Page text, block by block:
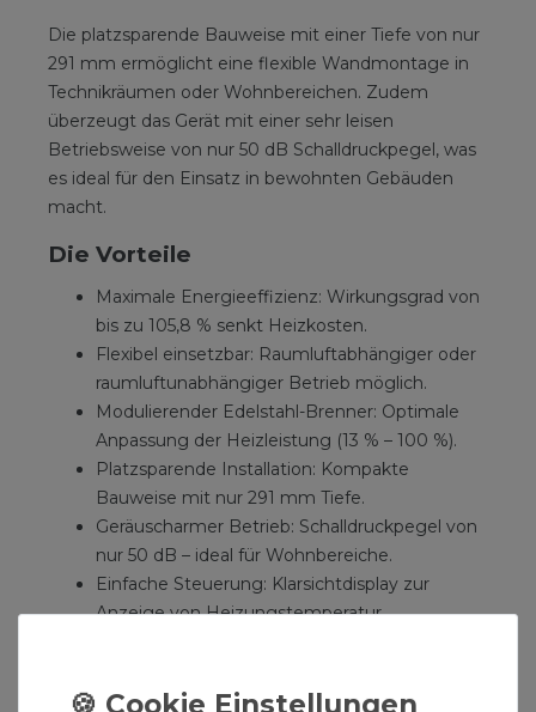
Die platzsparende Bauweise mit einer Tiefe von nur
291 mm ermöglicht eine flexible Wandmontage in
Technikräumen oder Wohnbereichen. Zudem
überzeugt das Gerät mit einer sehr leisen
Betriebsweise von nur 50 dB Schalldruckpegel, was
es ideal für den Einsatz in bewohnten Gebäuden
macht.
Die Vorteile
Maximale Energieeffizienz: Wirkungsgrad von
bis zu 105,8 % senkt Heizkosten.
Flexibel einsetzbar: Raumluftabhängiger oder
raumluftunabhängiger Betrieb möglich.
Modulierender Edelstahl-Brenner: Optimale
Anpassung der Heizleistung (13 % – 100 %).
Platzsparende Installation: Kompakte
Bauweise mit nur 291 mm Tiefe.
Geräuscharmer Betrieb: Schalldruckpegel von
nur 50 dB – ideal für Wohnbereiche.
Einfache Steuerung: Klarsichtdisplay zur
Anzeige von Heizungstemperatur,
Remeha eTwist Regelung für App-Steuerung.